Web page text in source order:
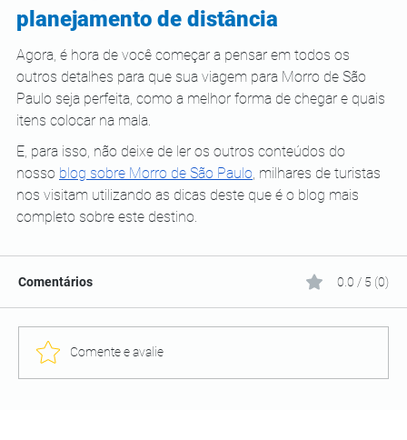
planejamento de distância
Agora, é hora de você começar a pensar em todos os
outros detalhes para que sua viagem para Morro de São
Paulo seja perfeita, como a melhor forma de chegar e quais
itens colocar na mala.
E, para isso, não deixe de ler os outros conteúdos do
nosso blog sobre Morro de São Paulo , milhares de turistas
nos visitam utilizando as dicas deste que é o blog mais
completo sobre este destino.
Comentários 0.0 / 5 (0)
Comente e avalie